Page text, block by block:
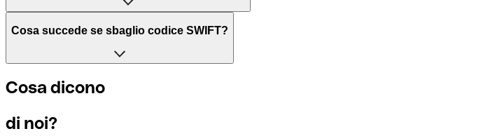
Il BIC, invece, sta per “Bank Identifier Code” ed è una sequenza di caratteri necessaria
Dipende dalle banche. In alcuni casi le banche utilizzano lo stesso codice SWIFT per filiali
Per sapere a quale filiale fa riferimento un codice SWIFT, è necessario controllare le ultime
Cosa succede se sbaglio codice SWIFT?
Se per caso invii un pagamento a un codice SWIFT esistente ma sbagliato, la banca
Se ti accorgi di aver usato un codice SWIFT sbagliato, contatta immediatamente la tua
Cosa dicono
di noi?